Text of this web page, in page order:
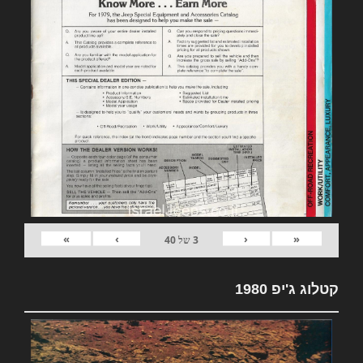
«
‹
3של40
›
»
קטלוג ג'יפ 1980